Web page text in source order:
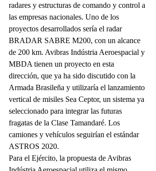
radares y estructuras de comando y control a
las empresas nacionales. Uno de los
proyectos desarrollados sería el radar
BRADAR SABRE M200, con un alcance
de 200 km. Avibras Indústria Aeroespacial y
MBDA tienen un proyecto en esta
dirección, que ya ha sido discutido con la
Armada Brasileña y utilizaría el lanzamiento
vertical de misiles Sea Ceptor, un sistema ya
seleccionado para integrar las futuras
fragatas de la Clase Tamandaré. Los
camiones y vehículos seguirían el estándar
ASTROS 2020.
Para el Ejército, la propuesta de Avibras